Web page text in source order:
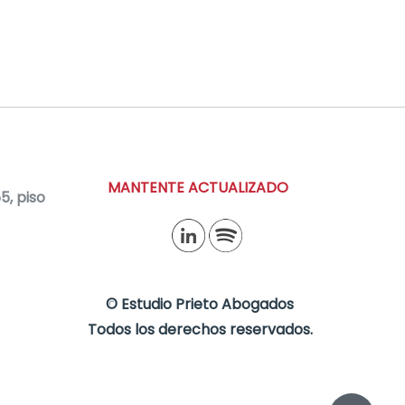
piso MANTENTE ACTUALIZADO
© Estudio Prieto Abogados
Todos los derechos reservados.